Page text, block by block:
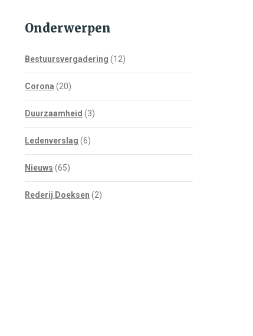
Onderwerpen
Bestuursvergadering (12)
Corona (20)
Duurzaamheid (3)
Ledenverslag (6)
Nieuws (65)
Rederij Doeksen (2)